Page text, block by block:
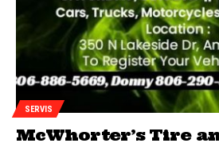
SERVIS
McWhorter’s Tire